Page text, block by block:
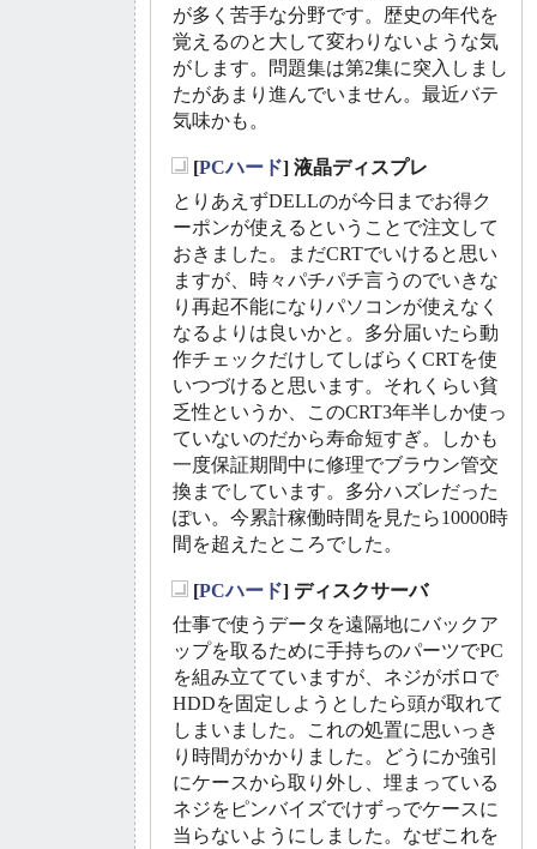
が多く苦手な分野です。歴史の年代を
覚えるのと大して変わりないような気
がします。問題集は第2集に突入しまし
たがあまり進んでいません。最近バテ
気味かも。
[PCハード] 液晶ディスプレ
とりあえずDELLのが今日までお得ク
ーポンが使えるということで注文して
おきました。まだCRTでいけると思い
ますが、時々パチパチ言うのでいきな
り再起不能になりパソコンが使えなく
なるよりは良いかと。多分届いたら動
作チェックだけしてしばらくCRTを使
いつづけると思います。それくらい貧
乏性というか、このCRT3年半しか使っ
ていないのだから寿命短すぎ。しかも
一度保証期間中に修理でブラウン管交
換までしています。多分ハズレだった
ぽい。今累計稼働時間を見たら10000時
間を超えたところでした。
[PCハード] ディスクサーバ
仕事で使うデータを遠隔地にバックア
ップを取るために手持ちのパーツでPC
を組み立てていますが、ネジがボロで
HDDを固定しようとしたら頭が取れて
しまいました。これの処置に思いっき
り時間がかかりました。どうにか強引
にケースから取り外し、埋まっている
ネジをピンバイズでけずっでケースに
当らないようにしました。なぜこれを